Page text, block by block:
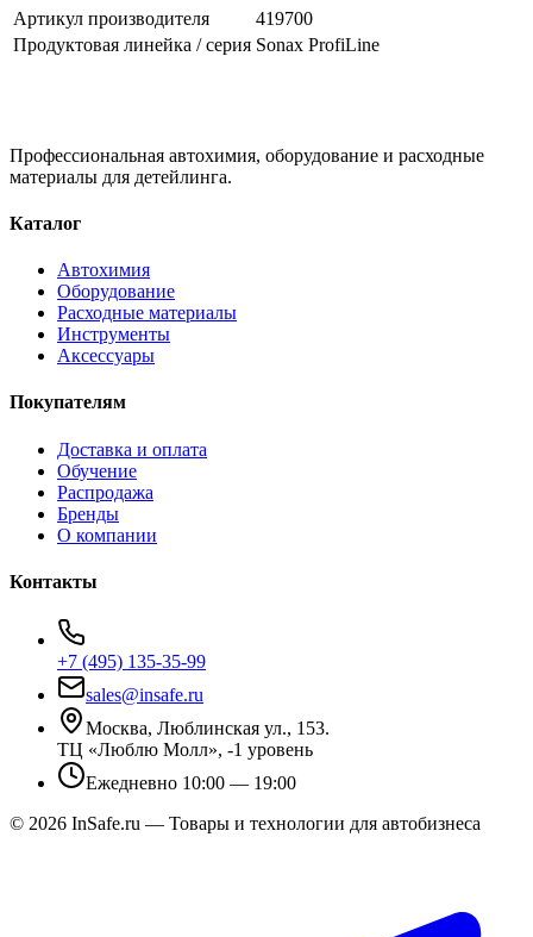
Артикул производителя
419700
Продуктовая линейка / серия Sonax ProfiLine
Профессиональная автохимия, оборудование и расходные
материалы для детейлинга.
Каталог
Автохимия
Оборудование
Расходные материалы
Инструменты
Аксессуары
Покупателям
Доставка и оплата
Обучение
Распродажа
Бренды
О компании
Контакты
+7 (495) 135-35-99
sales@insafe.ru
Москва, Люблинская ул., 153.
ТЦ «Люблю Молл», -1 уровень
Ежедневно 10:00 — 19:00
© 2026 InSafe.ru — Товары и технологии для автобизнеса